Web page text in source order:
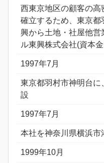
西東京地区の顧客の高
確立するため、東京都
興から土地・社屋他営
ル東興株式会社(資本
1997年7月
東京都羽村市神明台に
設
1997年7月
本社を神奈川県横浜
1999年10月